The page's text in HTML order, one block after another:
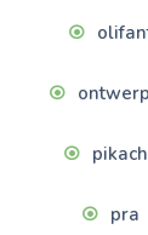
pra